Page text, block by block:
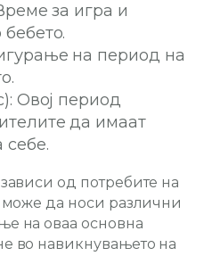
за игра и
на период на
Овој период
да имаат
себе.
од потребите на
може да носи различни
на оваа основна
во навикнувањето на